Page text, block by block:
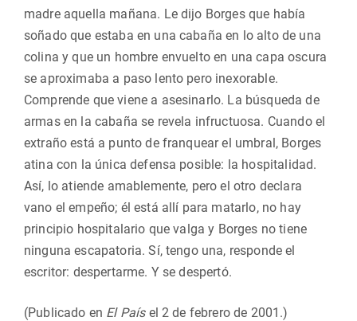
madre aquella mañana. Le dijo Borges que había
soñado que estaba en una cabaña en lo alto de una
colina y que un hombre envuelto en una capa oscura
se aproximaba a paso lento pero inexorable.
Comprende que viene a asesinarlo. La búsqueda de
armas en la cabaña se revela infructuosa. Cuando el
extraño está a punto de franquear el umbral, Borges
atina con la única defensa posible: la hospitalidad.
Así, lo atiende amablemente, pero el otro declara
vano el empeño; él está allí para matarlo, no hay
principio hospitalario que valga y Borges no tiene
ninguna escapatoria. Sí, tengo una, responde el
escritor: despertarme. Y se despertó.
(Publicado en El País el 2 de febrero de 2001.)